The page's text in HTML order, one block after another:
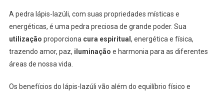
A pedra lápis-lazúli, com suas propriedades místicas e
energéticas, é uma pedra preciosa de grande poder. Sua
utilização proporciona cura espiritual, energética e física,
trazendo amor, paz, iluminação e harmonia para as diferentes
áreas de nossa vida.
Os benefícios do lápis-lazúli vão além do equilíbrio físico e